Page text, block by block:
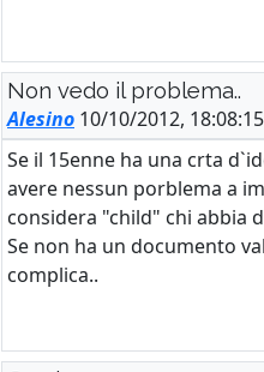
Non vedo il problema..
Alesino 10/10/2012, 18:08:15
Se il 15enne ha una crta
avere nessun porblema a
considera "child" chi abbia
Se non ha un documento
complica..